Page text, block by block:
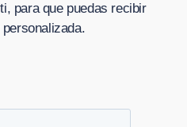
para que puedas recibir